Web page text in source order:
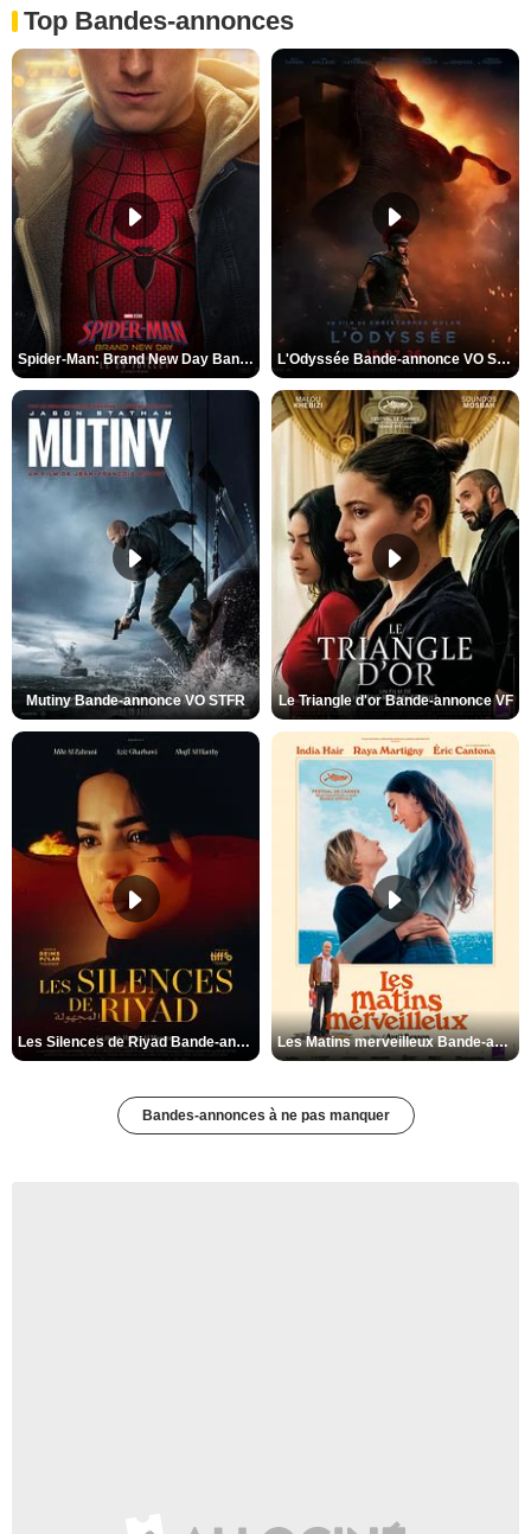
Top Bandes-annonces
Spider-Man: Brand New Day Bande-annonce VO STFR L'Odyssée Bande-annonce VO STFR
Mutiny Bande-annonce VO STFR Le Triangle d'or Bande-annonce VF
Les Silences de Riyad Bande-annonce VO STFR Les Matins merveilleux Bande-annonce VF
Bandes-annonces à ne pas manquer